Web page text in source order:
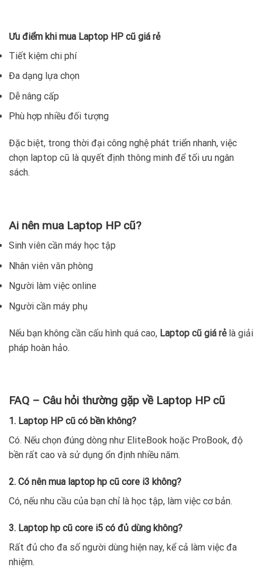
Ưu điểm khi mua Laptop HP cũ giá rẻ
Tiết kiệm chi phí
Đa dạng lựa chọn
Dễ nâng cấp
Phù hợp nhiều đối tượng
Đặc biệt, trong thời đại công nghệ phát triển nhanh, việc
chọn laptop cũ là quyết định thông minh để tối ưu ngân
sách.
Ai nên mua Laptop HP cũ?
Sinh viên cần máy học tập
Nhân viên văn phòng
Người làm việc online
Người cần máy phụ
Nếu bạn không cần cấu hình quá cao, Laptop cũ giá rẻlà giải
pháp hoàn hảo.
FAQ – Câu hỏi thường gặp về Laptop HP cũ
1. Laptop HP cũ có bền không?
Có. Nếu chọn đúng dòng như EliteBook hoặc ProBook, độ
bền rất cao và sử dụng ổn định nhiều năm.
2. Có nên mua laptop hp cũ core i3 không?
Có, nếu nhu cầu của bạn chỉ là học tập, làm việc cơ bản.
3. Laptop hp cũ core i5 có đủ dùng không?
Rất đủ cho đa số người dùng hiện nay, kể cả làm việc đa
nhiệm.